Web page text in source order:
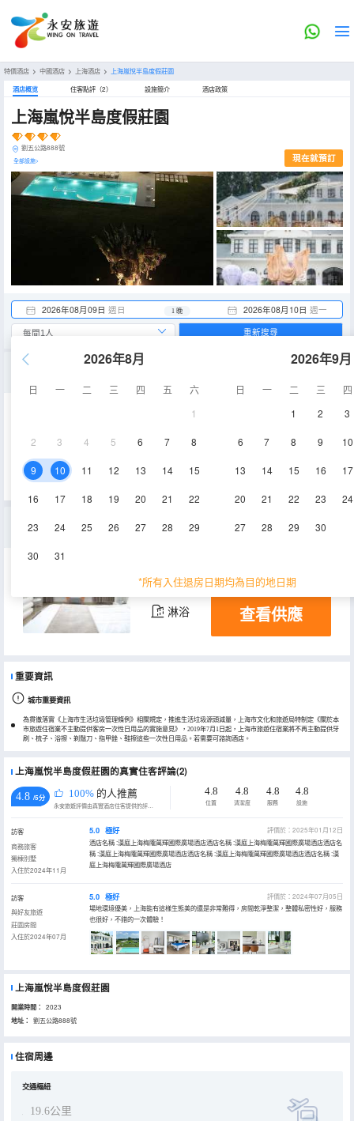
特價酒店 > 中國酒店 > 上海酒店 > 上海嵐悅半島度假莊園
酒店概览 住客點評（2） 設施簡介 酒店政策
上海嵐悅半島度假莊園
劉五公路888號
全部設施> 現在就預訂
2026年08月09日 週日 2026年08月10日 週一
1 晚
2026年8月
日 一 二 三 四 五
六
1
2 3 4 5 6 7 8
9 10 11 12 13 14 15
16 17 18 19 20 21 22
23 24 25 26 27 28 29
30 31
2026年9月
日 一 二 三
四
1
2 3
6 7 8 9 10
13 14 15 16 17
20 21 22 23 24
27 28 29 30
*所有入住退房日期均為目的地日期
重新搜尋
空調
獨棟別墅
100㎡ 2層 空調
淋浴 查看供應
重要資訊
城市重要資訊
為貫徹落實《上海市生活垃圾管理條例》相關規定，推進生活垃圾源頭減量，上海市文化和旅遊局特制定《關於本
市旅遊住宿業不主動提供客房一次性日用品的實施意見》，2019年7月1日起，上海市旅遊住宿業將不再主動提供牙
刷、梳子、浴擦、剃鬚刀、指甲銼、鞋擦這些一次性日用品。若需要可諮詢酒店。
上海嵐悅半島度假莊園的真實住客評論(2)
4.8 /5分 100% 的人推薦
永安旅遊評價由真實酒店住客提供的評價。
4.8
位置
4.8
清潔度
4.8
服務
4.8
設施
訪客
商務旅客
獨棟別墅
入住於2024年11月
5.0 極好
評價於：2025年01月12日
酒店名稱 :漢庭上海梅隴萬輝國際廣場酒店酒店名稱 :漢庭上海梅隴萬輝國際廣場酒店酒店名
稱 :漢庭上海梅隴萬輝國際廣場酒店酒店名稱 :漢庭上海梅隴萬輝國際廣場酒店酒店名稱 :漢
庭上海梅隴萬輝國際廣場酒店
訪客
與好友旅遊
莊園房間
入住於2024年07月
5.0 極好
評價於：2024年07月05日
場地環境優美，上海能有這樣生態美的還是非常難得，房間乾淨整潔，整體私密性好，服務
也很好，不錯的一次體驗！
上海嵐悅半島度假莊園
開業時間： 2023
地址： 劉五公路888號
住宿周邊
交通樞紐
19.6公里